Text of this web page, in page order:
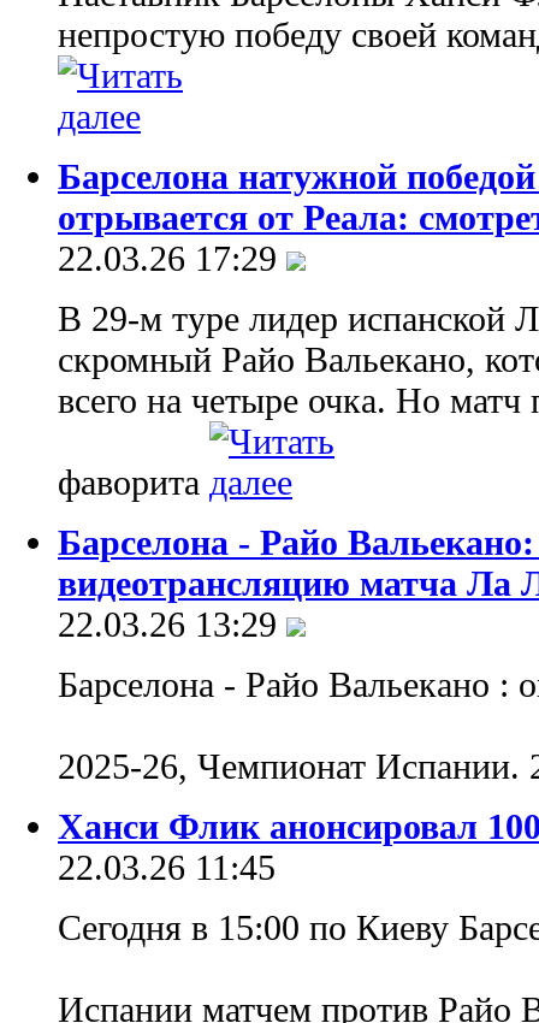
непростую победу своей
Барселона натужной
отрывается от Реала:
22.03.26 17:29
В 29-м туре лидер испанской
скромный Райо Вальекано,
всего на четыре очка. Но
фаворита
Барселона - Райо
видеотрансляцию матча Ла
22.03.26 13:29
Барселона - Райо Вальекано :
2025-26, Чемпионат Испании.
Ханси Флик анонсировал
22.03.26 11:45
Сегодня в 15:00 по Киеву
Испании матчем против Райо